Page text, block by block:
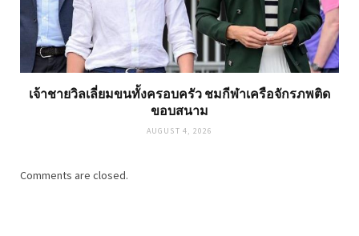
เจ้าชายวิลเลี่ยมขนทั้งครอบครัว ชมกีฬาเครือจักรภพติด
ขอบสนาม
AUGUST 4, 2026
Comments are closed.